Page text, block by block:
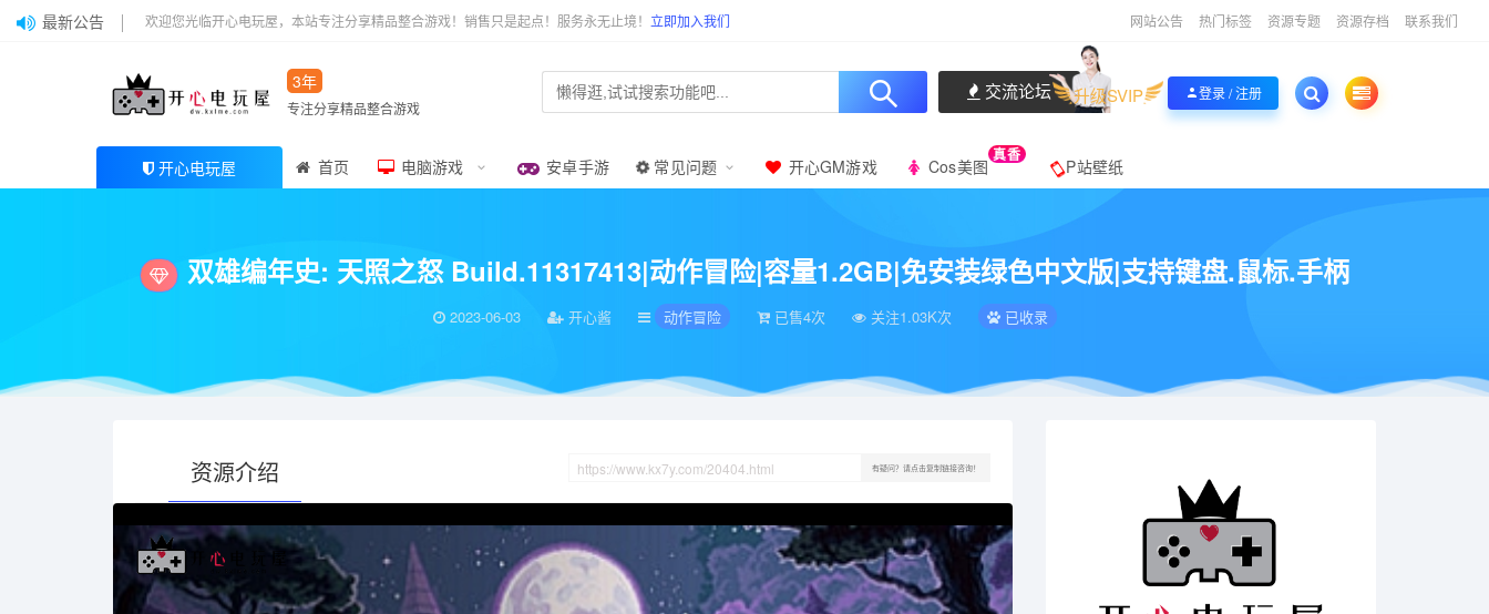
最新公告 欢迎您光临开心电玩屋，本站专注分享精品整合游戏！销售只是起点！服务永无止境！ 立即加入我们 网站公告 热门标签 资源专题 资源存档 联系我们
3年
专注分享精品整合游戏
交流论坛 升级SVIP 登录 / 注册
开心电玩屋 首页 电脑游戏 安卓手游 常见问题 开心GM游戏 Cos美图
真香
P站壁纸
开心电玩屋 > 电脑游戏 > 动作冒险 >双雄编年史: 天照之怒 Build.11317413|动作冒险|容量1.2GB|免安装绿色中文版|支持键盘.鼠标.手柄
双雄编年史: 天照之怒 Build.11317413|动作冒险|容量1.2GB|免安装绿色中文版|支持键盘.鼠标.手柄
2023-06-03 开心酱 动作冒险 已售4次 关注1.03K次 已收录
资源介绍 有疑问？请点击复制链接咨询！